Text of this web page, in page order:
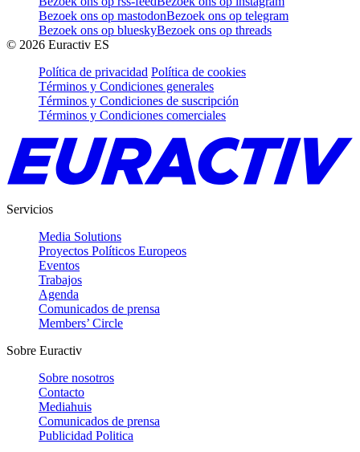
Bezoek ons op mastodonBezoek ons op telegram
Bezoek ons op blueskyBezoek ons op threads
© 2026 Euractiv ES
Política de privacidad Política de cookies
Términos y Condiciones generales
Términos y Condiciones de suscripción
Términos y Condiciones comerciales
Servicios
Media Solutions
Proyectos Políticos Europeos
Eventos
Trabajos
Agenda
Comunicados de prensa
Members’ Circle
Sobre Euractiv
Sobre nosotros
Contacto
Mediahuis
Comunicados de prensa
Publicidad Politica